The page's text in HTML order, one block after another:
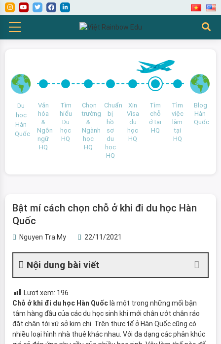
Du
học
Hàn
Quốc
Văn
hóa
&
Ngôn
ngữ
HQ
Tìm
hiểu
Du
học
HQ
Chọn
trường
&
Ngành
học
HQ
Chuẩn
bị
hồ
sơ
du
học
HQ
Xin
Visa
du
học
HQ
Tìm
chỗ
ở tại
HQ
Tìm
việc
làm
tại
HQ
Blog
Hàn
Quốc
Bật mí cách chọn chỗ ở khi đi du học Hàn
Quốc
Nguyen Tra My 22/11/2021
Nội dung bài viết
Lượt xem: 196
Chỗ ở khi đi du học Hàn Quốclà một trong những mối bận
tâm hàng đầu của các du học sinh khi mới chân ướt chân ráo
đặt chân tới xứ sở kim chi. Trên thực tế ở Hàn Quốc cũng có
nhiều loại hình nhà thuê khác nhau. Với đa dạng các phân khúc